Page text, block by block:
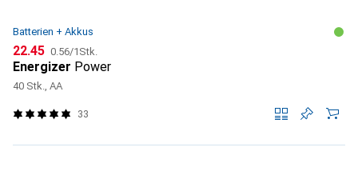
Batterien + Akkus
CHF
22.45 CHF
0.56/1Stk.
Energizer Power
40 Stk., AA
33